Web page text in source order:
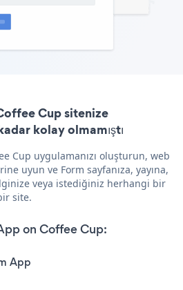
Cup sitenize
kolay olmamıştı
Cup uygulamanızı oluşturun, web
uyun ve Form sayfanıza, yayına,
veya istediğiniz herhangi bir
site.
on Coffee Cup:
App